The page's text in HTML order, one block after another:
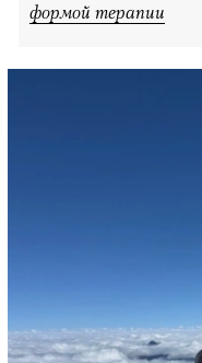
формой терапии